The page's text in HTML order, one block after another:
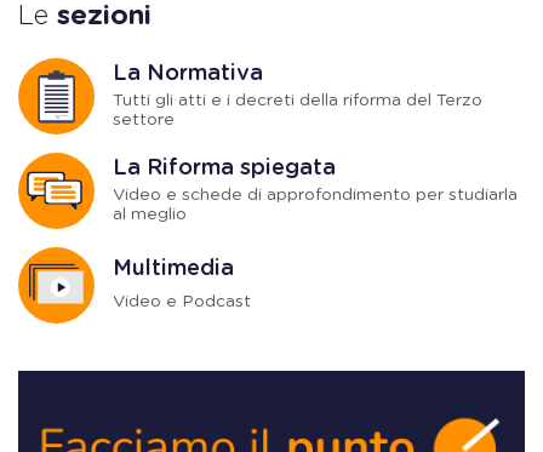
Le sezioni
La Normativa
Tutti gli atti e i decreti della riforma del Terzo
settore
La Riforma spiegata
Video e schede di approfondimento per studiarla
al meglio
Multimedia
Video e Podcast